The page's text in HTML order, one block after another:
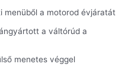
menüből a motorod évjáratát
a váltórúd a
menetes véggel